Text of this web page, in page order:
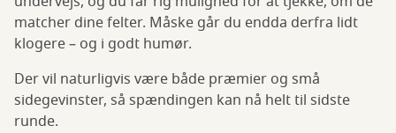
matcher dine felter. Måske går du endda derfra lidt
klogere – og i godt humør.
Der vil naturligvis være både præmier og små
sidegevinster, så spændingen kan nå helt til sidste
runde.